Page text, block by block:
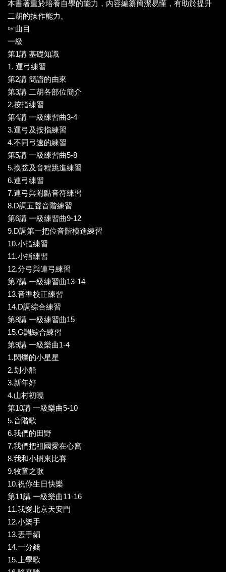
本書著重於培養自學的能力，內容編纂簡潔易懂，有助於提升
二胡的操作能力。
☞曲目
一級
第1講 基礎知識
1. 運弓練習
第2講 簡譜的由來
第3講 二胡各部位簡介
2.按指練習
第4講 一級練習曲3-4
3.運弓及按指練習
4.不同弓速的練習
第5講 一級練習曲5-8
5.換弦及音程跳進練習
6.連弓練習
7.連弓與附點音符練習
8.D調五聲音階練習
第6講 一級練習曲9-12
9.D調第一把位音階模進練習
10.小指練習
11.小指練習
12.分弓與連弓練習
第7講 一級練習曲13-14
13.音準校正練習
14.D調綜合練習
第8講 一級練習曲15
15.G調綜合練習
第9講 一級樂曲1-4
1.閃爍的小星星
2.划小船
3.新年好
4.山村初曉
第10講 一級樂曲5-10
5.音階歌
6.我們的田野
7.我們把祖國愛在心窩
8.我和小樹來比賽
9.牧童之歌
10.祝你生日快樂
第11講 一級樂曲11-16
11.我愛北京天安門
12.小樂手
13.丟手絹
14.一分錢
15.上學歌